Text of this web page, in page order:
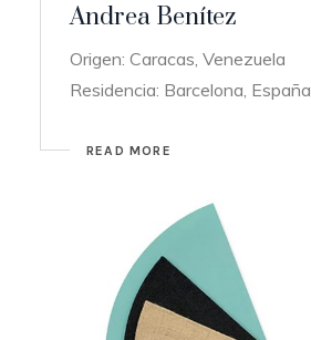
Andrea Benítez
Origen: Caracas, Venezuela
Residencia: Barcelona, España
READ MORE